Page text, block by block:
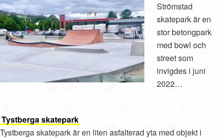
Strömstad
skatepark är en
stor betongpark
med bowl och
street som
invigdes i juni
2022…
Tystberga skatepark
Tystberga skatepark är en liten asfalterad yta med objekt i